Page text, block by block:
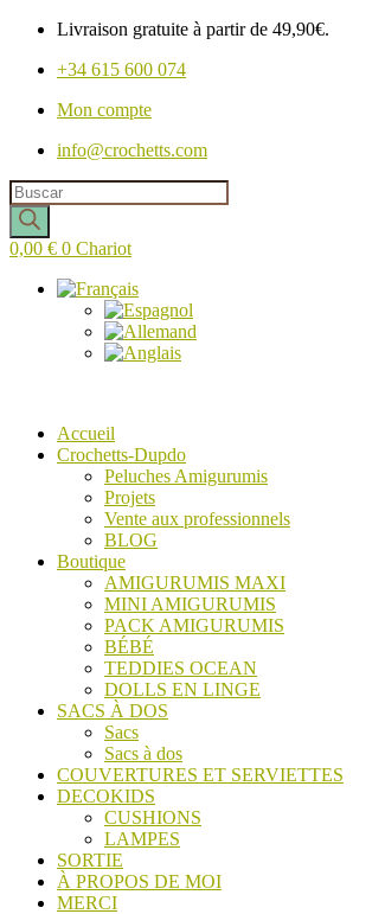
Livraison gratuite à partir de 49,90€.
+34 615 600 074
Mon compte
info@crochetts.com
Recherche
de
produits
0,00 € 0 Chariot
Accueil
Crochetts-Dupdo
Peluches Amigurumis
Projets
Vente aux professionnels
BLOG
Boutique
AMIGURUMIS MAXI
MINI AMIGURUMIS
PACK AMIGURUMIS
BÉBÉ
TEDDIES OCEAN
DOLLS EN LINGE
SACS À DOS
Sacs
Sacs à dos
COUVERTURES ET SERVIETTES
DECOKIDS
CUSHIONS
LAMPES
SORTIE
À PROPOS DE MOI
MERCI